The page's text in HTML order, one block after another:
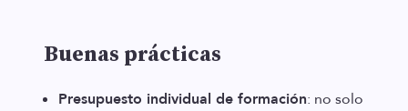
Buenas prácticas
Presupuesto individual de formación: no solo